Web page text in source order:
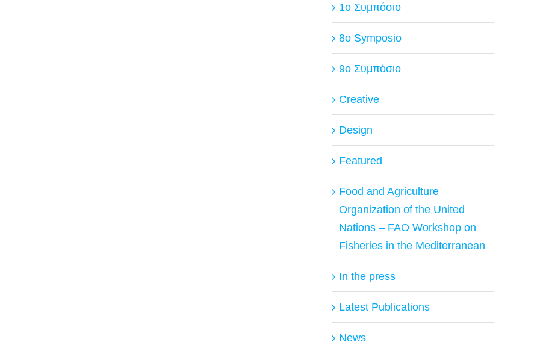
1ο Συμπόσιο
8o Symposio
9ο Συμπόσιο
Creative
Design
Featured
Food and Agriculture
Organization of the United
Nations – FAO Workshop on
Fisheries in the Mediterranean
In the press
Latest Publications
News